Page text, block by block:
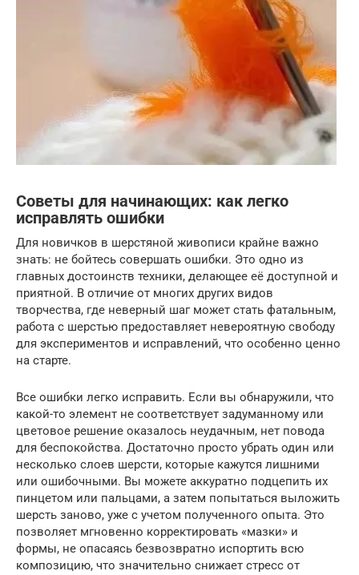
Советы для начинающих: как легко
исправлять ошибки
Для новичков в шерстяной живописи крайне важно
знать: не бойтесь совершать ошибки. Это одно из
главных достоинств техники, делающее её доступной и
приятной. В отличие от многих других видов
творчества, где неверный шаг может стать фатальным,
работа с шерстью предоставляет невероятную свободу
для экспериментов и исправлений, что особенно ценно
на старте.
Все ошибки легко исправить. Если вы обнаружили, что
какой-то элемент не соответствует задуманному или
цветовое решение оказалось неудачным, нет повода
для беспокойства. Достаточно просто убрать один или
несколько слоев шерсти, которые кажутся лишними
или ошибочными. Вы можете аккуратно подцепить их
пинцетом или пальцами, а затем попытаться выложить
шерсть заново, уже с учетом полученного опыта. Это
позволяет мгновенно корректировать «мазки» и
формы, не опасаясь безвозвратно испортить всю
композицию, что значительно снижает стресс от